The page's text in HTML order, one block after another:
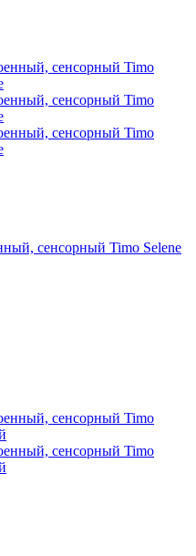
сенсорный Timo Selene